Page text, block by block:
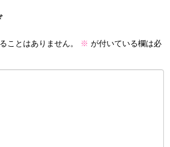
ことはありません。 ※ が付いている欄は必